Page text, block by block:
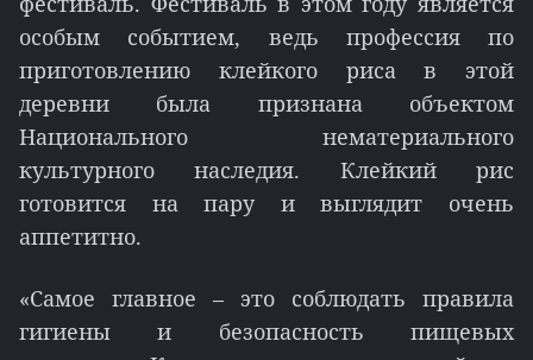
особым событием, ведь профессия по
приготовлению клейкого риса в этой
деревни была признана объектом
Национального нематериального
культурного наследия. Клейкий рис
готовится на пару и выглядит очень
аппетитно.
«Самое главное – это соблюдать правила
гигиены и безопасность пищевых